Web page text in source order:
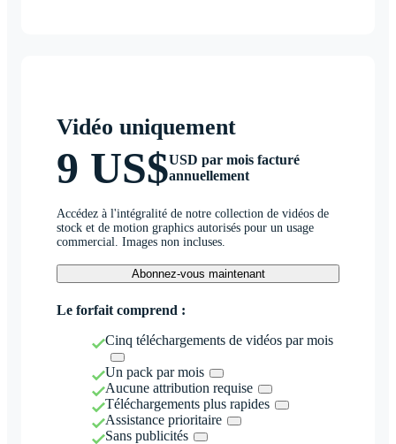
Vidéo uniquement
9 US$USD par mois facturé
annuellement
Accédez à l'intégralité de notre collection de vidéos de
stock et de motion graphics autorisés pour un usage
commercial. Images non incluses.
Abonnez-vous maintenant
Le forfait comprend :
Cinq téléchargements de vidéos par mois
Un pack par mois
Aucune attribution requise
Téléchargements plus rapides
Assistance prioritaire
Sans publicités